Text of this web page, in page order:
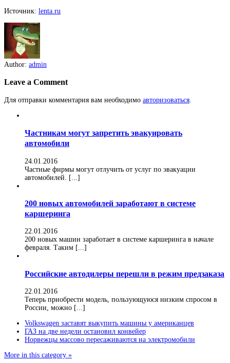
Источник: lenta.ru
Author: admin
Leave a Comment
Для отправки комментария вам необходимо авторизоваться
Частникам могут запретить эвакуировать
автомобили
24.01.2016
Частные фирмы могут отлучить от услуг по эвакуации
автомобилей. [...]
200 новых автомобилей заработают в системе
каршеринга
22.01.2016
200 новых машин заработает в системе каршеринга в начале
февраля. Таким [...]
Российские автодилеры перешли в режим предзаказа
22.01.2016
Теперь приобрести модель, пользующуюся низким спросом в
России, можно [...]
Volkswagen заставят выкупить машины у американцев
ГАЗ на две недели остановил конвейер
Норвежцы массово пересаживаются на электромобили
More in this category »